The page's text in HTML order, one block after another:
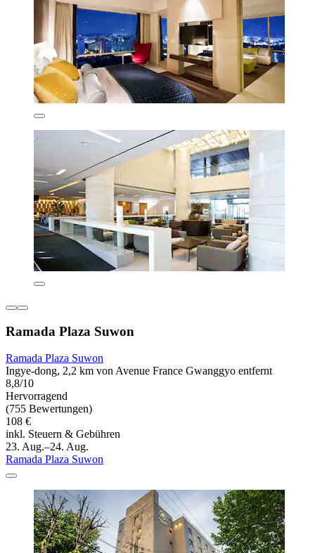
Ramada Plaza Suwon
Ramada Plaza Suwon
Ingye-dong, 2,2 km von Avenue France Gwanggyo entfernt
8,8/10
Hervorragend
(755 Bewertungen)
108 €
inkl. Steuern & Gebühren
23. Aug.–24. Aug.
Ramada Plaza Suwon